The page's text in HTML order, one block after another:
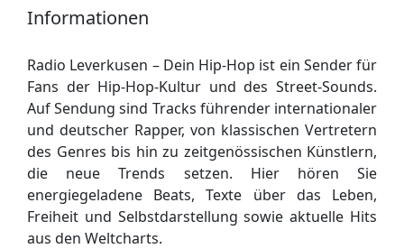
Informationen
Radio Leverkusen – Dein Hip-Hop ist ein Sender für
Fans der Hip-Hop-Kultur und des Street-Sounds.
Auf Sendung sind Tracks führender internationaler
und deutscher Rapper, von klassischen Vertretern
des Genres bis hin zu zeitgenössischen Künstlern,
die neue Trends setzen. Hier hören Sie
energiegeladene Beats, Texte über das Leben,
Freiheit und Selbstdarstellung sowie aktuelle Hits
aus den Weltcharts.